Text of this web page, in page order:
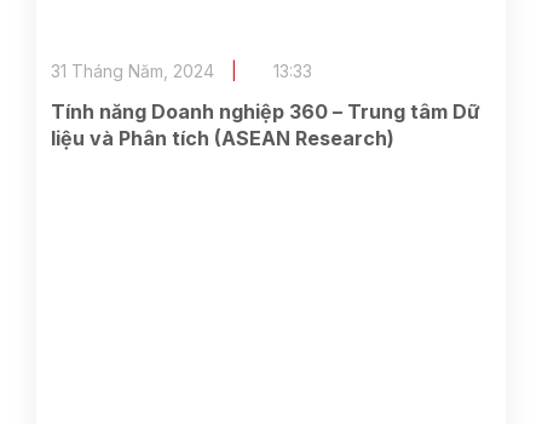
Tính năng Doanh nghiệp 360 – Trung tâm Dữ
liệu và Phân tích (ASEAN Research)
31 Tháng Năm, 2024 13:33